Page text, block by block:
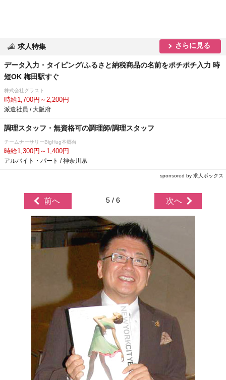
求人特集 さらに見る
データ入力・タイピング/ふるさと納税商品の名前をポチポチ入力 時
短OK 梅田駅すぐ
株式会社グラスト
時給1,700円～2,200円
派遣社員 / 大阪府
調理スタッフ・無資格可の調理師/調理スタッフ
チームナーサリーBigHug本郷台
時給1,300円～1,400円
アルバイト・パート / 神奈川県
sponsored by 求人ボックス
前へ 5 / 6 次へ